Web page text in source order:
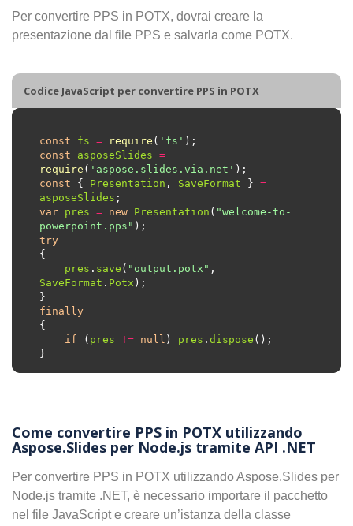
Per convertire PPS in POTX, dovrai creare la
presentazione dal file PPS e salvarla come POTX.
Codice JavaScript per convertire PPS in POTX
const fs = require ( 'fs'
const
asposeSlides =
require ( 'aspose.slides.via.net'
const { Presentation , SaveFormat } =
asposeSlides
var pres = new Presentation ( "welcome-to-
powerpoint.pps"
try
pres . save ( "output.potx"
SaveFormat . Potx
finally
if ( pres != null ) pres . dispose
Come convertire PPS in POTX utilizzando
Aspose.Slides per Node.js tramite API .NET
Per convertire PPS in POTX utilizzando Aspose.Slides per
Node.js tramite .NET, è necessario importare il pacchetto
nel file JavaScript e creare un’istanza della classe